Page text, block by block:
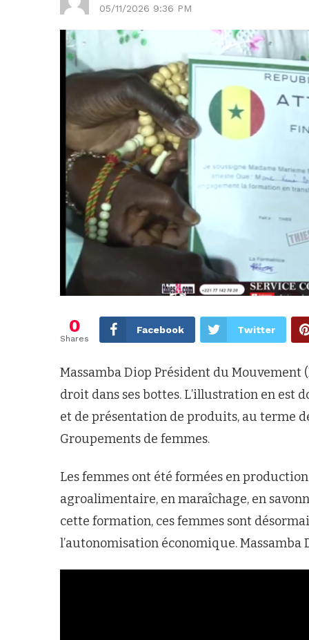
05/11/2026 9:36 PM
0
Shares
Facebook Twitter
Massamba Diop Président du Mouvement
droit dans ses bottes. L’illustration en est
et de présentation de produits, au terme
Groupements de femmes.
Les femmes ont été formées en
agroalimentaire, en maraîchage, en
cette formation, ces femmes sont
l’autonomisation économique.